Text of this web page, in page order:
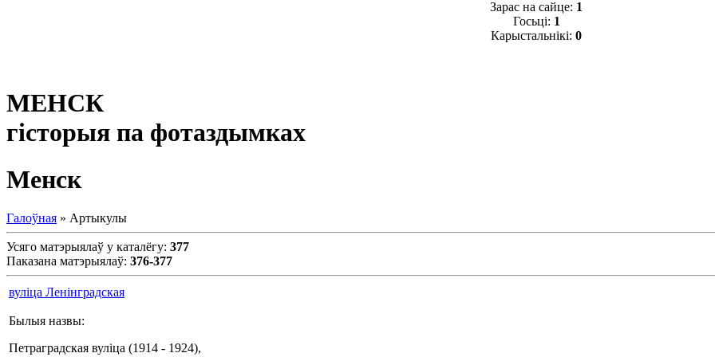
Зарас на сайце: 1
Госьці: 1
Карыстальнікі: 0
МЕНСК
гісторыя па фотаздымках
Менск
Галоўная » Артыкулы
Усяго матэрыялаў у каталёгу: 377
Паказана матэрыялаў: 376-377
вуліца Ленінградская
Былыя назвы:
Петраградская вуліца (1914 - 1924),